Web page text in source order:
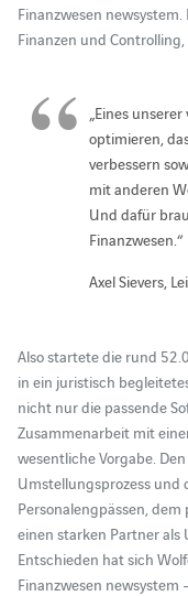
Finanzwesen
Finanzen und
„Eines
optimieren,
verbessern
mit anderen
Und dafür
Finanzwesen.“
Axel Sievers,
Also startete die rund
in ein juristisch
nicht nur die passende
Zusammenarbeit mit
wesentliche Vorgabe.
Umstellungsprozess und
Personalengpässen,
einen starken Partner als
Entschieden hat sich
Finanzwesen